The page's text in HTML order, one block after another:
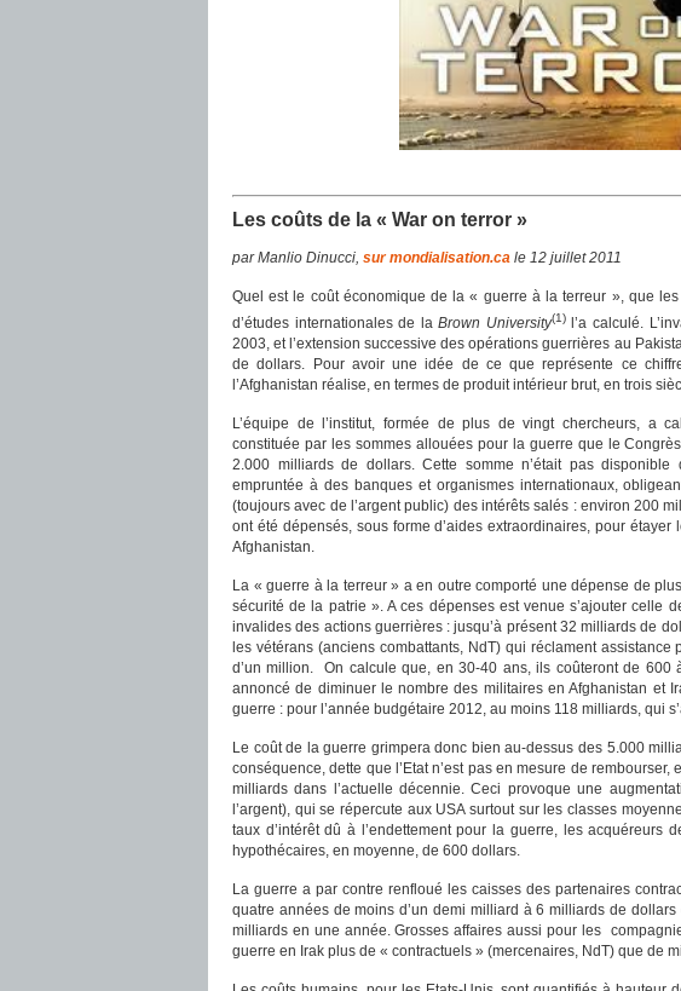
Les coûts de la « War on terror »
par Manlio Dinucci, sur mondialisation.ca le 12 juillet 2011
Quel est le coût économique de la « guerre à la terreur », que
d’études internationales de laBrown University(1)l’a calculé.
2003, et l’extension successive des opérations guerrières au
de dollars. Pour avoir une idée de ce que représente ce
l’Afghanistan réalise, en termes de produit intérieur brut, en trois
L’équipe de l’institut, formée de plus de vingt chercheurs, a
constituée par les sommes allouées pour la guerre que le
2.000 milliards de dollars. Cette somme n’était pas
empruntée à des banques et organismes internationaux,
(toujours avec de l’argent public) des intérêts salés : environ 200
ont été dépensés, sous forme d’aides extraordinaires, pour
Afghanistan.
La « guerre à la terreur » a en outre comporté une dépense de
sécurité de la patrie ». A ces dépenses est venue s’ajouter celle
invalides des actions guerrières : jusqu’à présent 32 milliards de
les vétérans (anciens combattants, NdT) qui réclament
d’un million. On calcule que, en 30-40 ans, ils coûteront de
annoncé de diminuer le nombre des militaires en Afghanistan et
guerre : pour l’année budgétaire 2012, au moins 118 milliards, qui
Le coût de la guerre grimpera donc bien au-dessus des 5.000
conséquence, dette que l’Etat n’est pas en mesure de
milliards dans l’actuelle décennie. Ceci provoque une
l’argent), qui se répercute aux USA surtout sur les classes
taux d’intérêt dû à l’endettement pour la guerre, les acquéreurs
hypothécaires, en moyenne, de 600 dollars.
La guerre a par contre renfloué les caisses des partenaires
quatre années de moins d’un demi milliard à 6 milliards de
milliards en une année. Grosses affaires aussi pour les
guerre en Irak plus de « contractuels » (mercenaires, NdT) que de